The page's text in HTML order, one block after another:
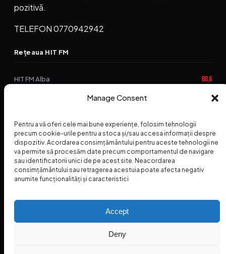
Manage Consent
Pentru a vă oferi cele mai bune experiențe, folosim tehnologii
precum cookie-urile pentru a stoca și/sau accesa informații despre
dispozitiv. Acordarea consimțământului pentru aceste tehnologii ne
va permite să procesăm date precum comportamentul de navigare
sau identificatorii unici de pe acest site. Neacordarea
consimțământului sau retragerea acestuia poate afecta negativ
anumite funcționalități și caracteristici
Accept
Deny
pozitivă.
TELEFON 0770942942
Rețeaua HIT FM
HIT FM Alba 88,6
94,2
HIT FM Abrud 94,3
HIT FM Horezu 95,1
HIT FM Nehoiu 88,2
© 2026 Radio Hit FM — SC HITFM GROUP SRL